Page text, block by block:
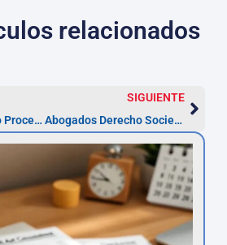
relacionados
Abogados Derecho Procesal en Gijón | Asesor.Legal
SIGUIENTE
Abogados Derecho Societario en Gijón